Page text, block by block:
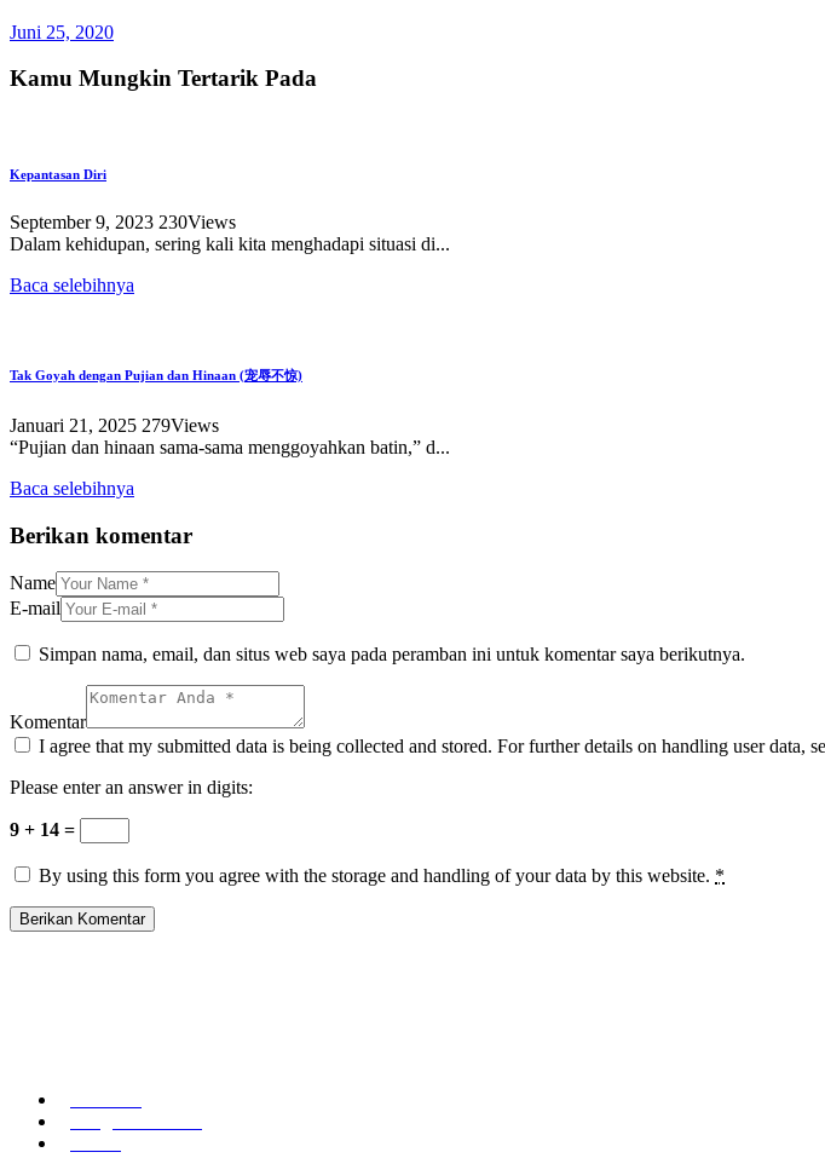
Juni 25, 2020
Kamu Mungkin Tertarik Pada
Kepantasan Diri
September 9, 2023 230Views
Dalam kehidupan, sering kali kita menghadapi situasi di...
Baca selebihnya
Tak Goyah dengan Pujian dan Hinaan (宠辱不惊)
Januari 21, 2025 279Views
“Pujian dan hinaan sama-sama menggoyahkan batin,” d...
Baca selebihnya
Berikan komentar
Name
E-mail
Simpan nama, email, dan situs web saya pada peramban ini untuk komentar saya berikutnya.
Komentar
I agree that my submitted data is being collected and stored. For further details on handling user data,
Please enter an answer in digits:
9 + 14 =
By using this form you agree with the storage and handling of your data by this website. *